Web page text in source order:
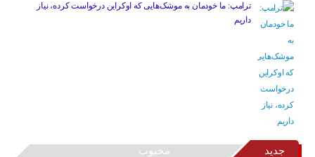
ترامپ: ما خودمان به موشک‌هایی که اوکراین درخواست کرده، نیاز
داریم
جدید محبوب